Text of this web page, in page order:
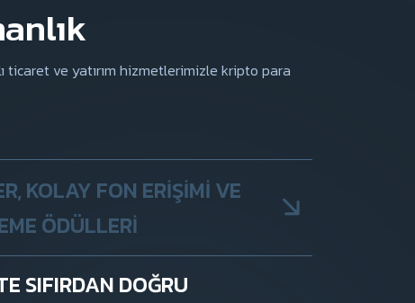
ticaret ve yatırım hizmetlerimizle kripto para
KOLAY FON ERIŞIMI VE
ÖDÜLLERI
SIFIRDAN DOĞRU